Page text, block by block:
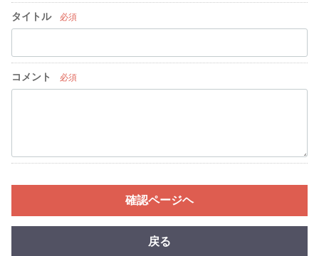
タイトル 必須
コメント 必須
確認ページヘ
戻る